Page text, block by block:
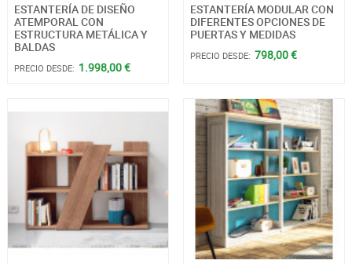
ESTANTERÍA DE DISEÑO
ATEMPORAL CON
ESTRUCTURA METÁLICA Y
BALDAS
PRECIO DESDE: 1.998,00 €
ESTANTERÍA MODULAR CON
DIFERENTES OPCIONES DE
PUERTAS Y MEDIDAS
PRECIO DESDE: 798,00 €